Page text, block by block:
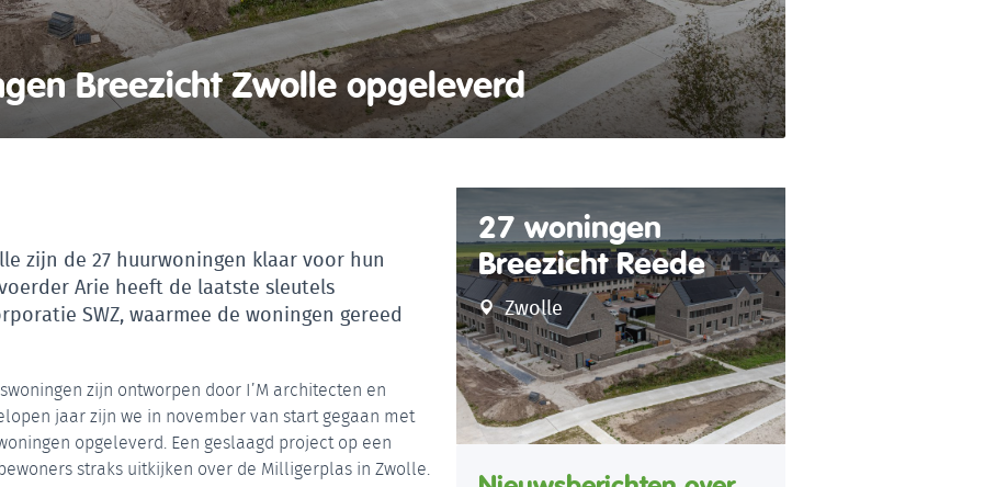
Breezicht Zwolle opgeleverd
zijn de 27 huurwoningen klaar voor hun
Arie heeft de laatste sleutels
SWZ, waarmee de woningen gereed
zijn ontworpen door I’M architecten en
jaar zijn we in november van start gegaan met
opgeleverd. Een geslaagd project op een
straks uitkijken over de Milligerplas in Zwolle.
27 woningen
Breezicht Reede
Zwolle